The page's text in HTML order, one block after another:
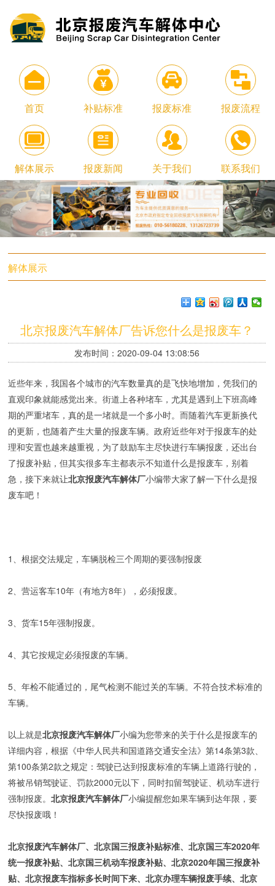
首页 补贴标准 报废标准 报废流程
解体展示 报废新闻 关于我们 联系我们
解体展示
北京报废汽车解体厂告诉您什么是报废车？
发布时间：2020-09-04 13:08:56
近些年来，我国各个城市的汽车数量真的是飞快地增加，凭我们的
直观印象就能感觉出来。街道上各种堵车，尤其是遇到上下班高峰
期的严重堵车，真的是一堵就是一个多小时。而随着汽车更新换代
的更新，也随着产生大量的报废车辆。政府近些年对于报废车的处
理和安置也越来越重视，为了鼓励车主尽快进行车辆报废，还出台
了报废补贴，但其实很多车主都表示不知道什么是报废车，别着
急，接下来就让北京报废汽车解体厂小编带大家了解一下什么是报
废车吧！
1、根据交法规定，车辆脱检三个周期的要强制报废
2、营运客车10年（有地方8年），必须报废。
3、货车15年强制报废。
4、其它按规定必须报废的车辆。
5、年检不能通过的，尾气检测不能过关的车辆。不符合技术标准的
车辆。
以上就是北京报废汽车解体厂小编为您带来的关于什么是报废车的
详细内容，根据《中华人民共和国道路交通安全法》第14条第3款、
第100条第2款之规定：驾驶已达到报废标准的车辆上道路行驶的，
将被吊销驾驶证、罚款2000元以下，同时扣留驾驶证、机动车进行
强制报废。北京报废汽车解体厂小编提醒您如果车辆到达年限，要
尽快报废哦！
北京报废汽车解体厂、北京国三报废补贴标准、北京国三车2020年
统一报废补贴、北京国三机动车报废补贴、北京2020年国三报废补
贴、北京报废车指标多长时间下来、北京办理车辆报废手续、北京